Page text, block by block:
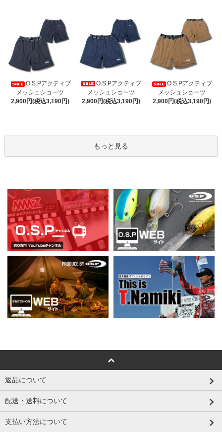
O.S.Pアクティブ
メッシュショーツ
2,900円(税込3,190円)
O.S.Pアクティブ
メッシュショーツ
2,900円(税込3,190円)
O.S.Pアクティブ
メッシュショーツ
2,900円(税込3,190円)
もっと見る
返品について
配送・送料について
支払い方法について